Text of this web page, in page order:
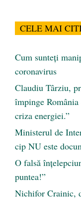
CELE MAI
Cum sunteți
coronavirus
Claudiu Târziu,
împinge
criza energiei.”
Ministerul de
cip NU este
O falsă
puntea!”
Nichifor Crainic,